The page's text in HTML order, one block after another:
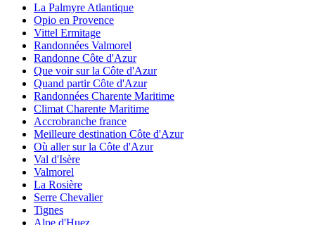
La Palmyre Atlantique
Opio en Provence
Vittel Ermitage
Randonnées Valmorel
Randonne Côte d'Azur
Que voir sur la Côte d'Azur
Quand partir Côte d'Azur
Randonnées Charente Maritime
Climat Charente Maritime
Accrobranche france
Meilleure destination Côte d'Azur
Où aller sur la Côte d'Azur
Val d'Isère
Valmorel
La Rosière
Serre Chevalier
Tignes
Alpe d'Huez